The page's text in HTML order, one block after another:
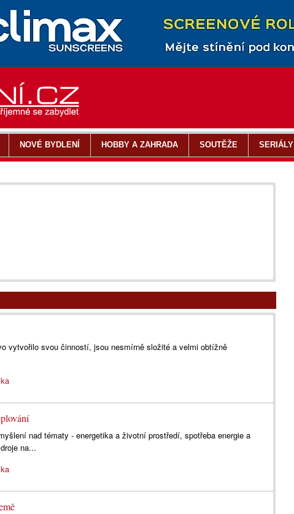
vytvořilo svou činností, jsou nesmírně složité a velmi obtížně
nad tématy - energetika a životní prostředí, spotřeba energie a
na...
NOVÉ BYDLENÍ HOBBY A ZAHRADA SOUTĚŽE SERIÁLY